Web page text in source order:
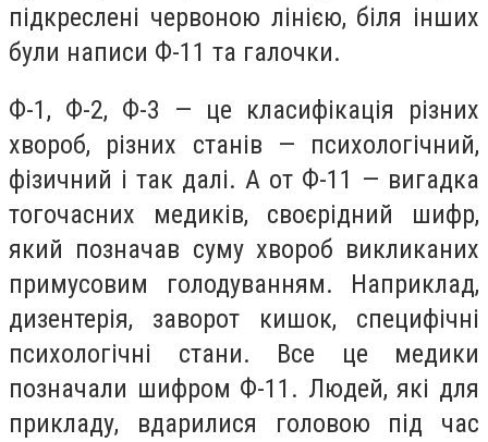
підкреслені червоною лінією, біля інших
були написи Ф-11 та галочки.
Ф-1, Ф-2, Ф-3 — це класифікація різних
хвороб, різних станів — психологічний,
фізичний і так далі. А от Ф-11 — вигадка
тогочасних медиків, своєрідний шифр,
який позначав суму хвороб викликаних
примусовим голодуванням. Наприклад,
дизентерія, заворот кишок, специфічні
психологічні стани. Все це медики
позначали шифром Ф-11. Людей, які для
прикладу, вдарилися головою під час